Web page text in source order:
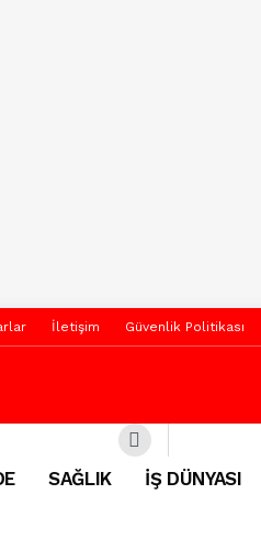
İletişim Güvenlik Politikası
SAĞLIK İŞ DÜNYASI